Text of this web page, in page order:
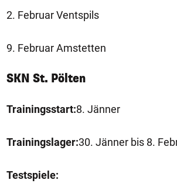
2. Februar Ventspils
9. Februar Amstetten
SKN St. Pölten
Trainingsstart:8. Jänner
Trainingslager:30. Jänner bis 8.
Testspiele: